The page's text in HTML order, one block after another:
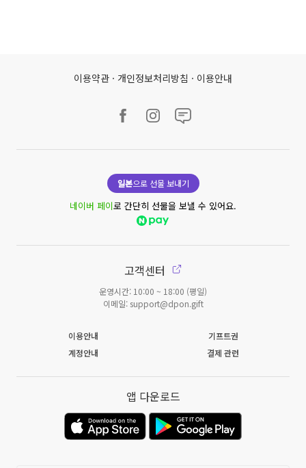
이용약관 · 개인정보처리방침 · 이용안내
일본으로 선물 보내기
네이버 페이로 간단히 선물을 보낼 수 있어요.
고객센터
운영시간: 10:00 ~ 18:00 (평일)
이메일: support@dpon.gift
이용안내
기프트권
계정안내
결제 관련
앱 다운로드